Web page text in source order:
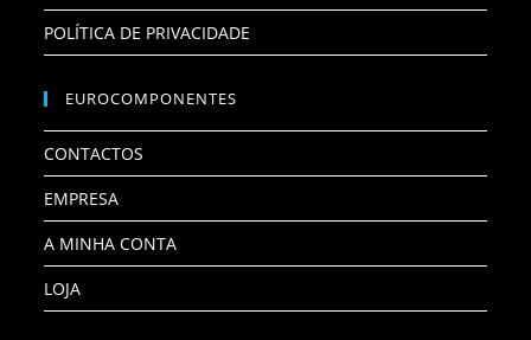
POLÍTICA DE PRIVACIDADE
EUROCOMPONENTES
CONTACTOS
EMPRESA
A MINHA CONTA
LOJA